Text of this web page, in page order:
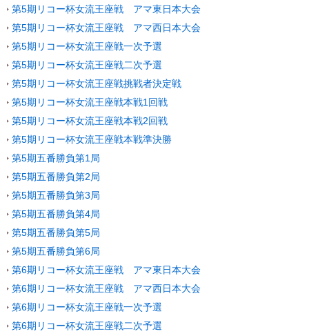
第5期リコー杯女流王座戦 アマ東日本大会
第5期リコー杯女流王座戦 アマ西日本大会
第5期リコー杯女流王座戦一次予選
第5期リコー杯女流王座戦二次予選
第5期リコー杯女流王座戦挑戦者決定戦
第5期リコー杯女流王座戦本戦1回戦
第5期リコー杯女流王座戦本戦2回戦
第5期リコー杯女流王座戦本戦準決勝
第5期五番勝負第1局
第5期五番勝負第2局
第5期五番勝負第3局
第5期五番勝負第4局
第5期五番勝負第5局
第5期五番勝負第6局
第6期リコー杯女流王座戦 アマ東日本大会
第6期リコー杯女流王座戦 アマ西日本大会
第6期リコー杯女流王座戦一次予選
第6期リコー杯女流王座戦二次予選